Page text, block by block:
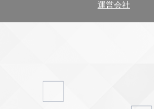
運営会社